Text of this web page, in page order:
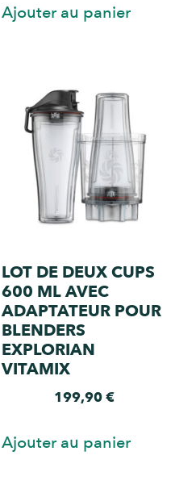
Ajouter au panier
LOT DE DEUX CUPS
600 ML AVEC
ADAPTATEUR POUR
BLENDERS
EXPLORIAN
VITAMIX
199,90€
Ajouter au panier